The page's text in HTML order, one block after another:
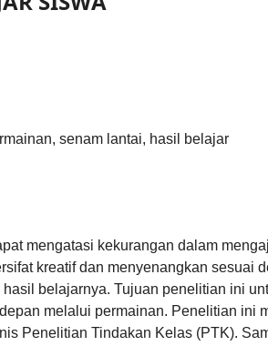
senam lantai, hasil belajar
mengatasi kekurangan dalam
kreatif dan menyenangkan sesuai
belajarnya. Tujuan penelitian ini
melalui permainan. Penelitian ini
Penelitian Tindakan Kelas (PTK).